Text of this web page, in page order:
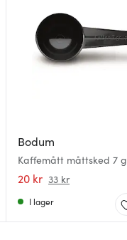
Bodum
Kaffemått måttsked 7
20 kr 33 kr
I lager